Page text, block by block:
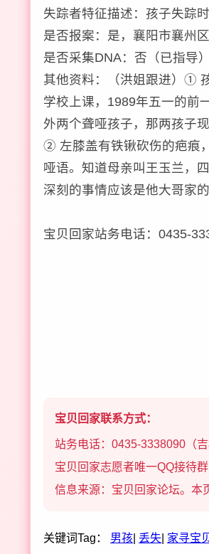
失踪者特征描述：孩子失踪
是否报案：是，襄阳市襄州
是否采集DNA：否（已指导）
其他资料：（洪姐跟进）①
学校上课，1989年五一的前
外两个聋哑孩子，那两孩子现
② 左膝盖有铁锹砍伤的疤痕
哑语。知道母亲叫王玉兰，
深刻的事情应该是他大哥家
宝贝回家站务电话：0435-
宝贝回家联系方式：
站务电话：0435-3338090（吉
宝贝回家志愿者唯一QQ接待
信息来源：宝贝回家论坛。本
关键词Tag： 男孩 丢失 家寻宝